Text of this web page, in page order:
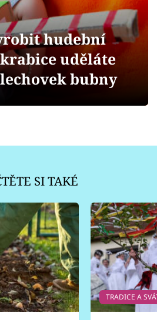
hudební
uděláte
bubny
SI TAKÉ
TRADICE A